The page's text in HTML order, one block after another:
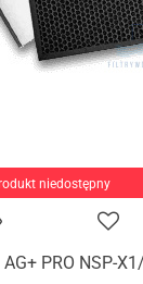
niedostępny
PRO NSP-